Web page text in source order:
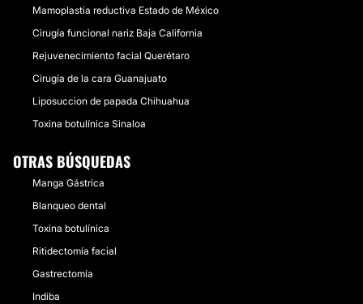
Mamoplastia reductiva Estado de México
Cirugía funcional nariz Baja California
Rejuvenecimiento facial Querétaro
Cirugía de la cara Guanajuato
Liposuccion de papada Chihuahua
Toxina botulínica Sinaloa
OTRAS BÚSQUEDAS
Manga Gástrica
Blanqueo dental
Toxina botulínica
Ritidectomía facial
Gastrectomía
Indiba